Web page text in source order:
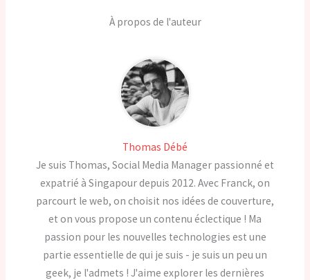
À propos de l'auteur
Thomas Débé
Je suis Thomas, Social Media Manager passionné et
expatrié à Singapour depuis 2012. Avec Franck, on
parcourt le web, on choisit nos idées de couverture,
et on vous propose un contenu éclectique ! Ma
passion pour les nouvelles technologies est une
partie essentielle de qui je suis - je suis un peu un
geek, je l'admets ! J'aime explorer les dernières